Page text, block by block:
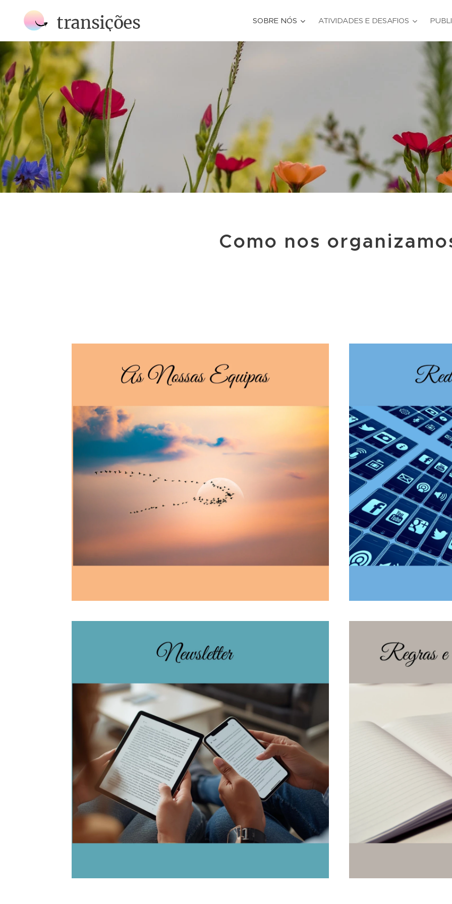
transições SOBRE NÓS ATIVIDADES E DESAFIOS
Como nos